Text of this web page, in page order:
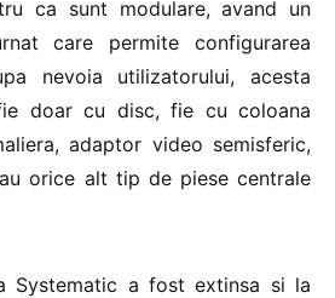
ca sunt modulare, avand un
care permite configurarea
nevoia utilizatorului, acesta
doar cu disc, fie cu coloana
adaptor video semisferic,
orice alt tip de piese centrale
Systematic a fost extinsa si la